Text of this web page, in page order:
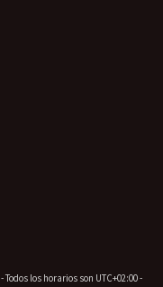
- Todos los horarios son UTC+02:00-